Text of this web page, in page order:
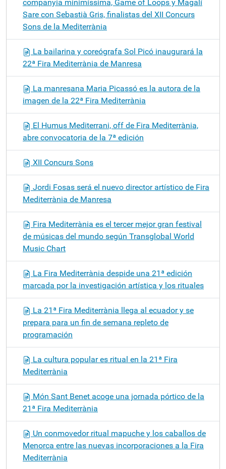
companyia minimíssima, Game of Loops y Magalí
Sare con Sebastià Gris, finalistas del XII Concurs
Sons de la Mediterrània
La bailarina y coreógrafa Sol Picó inaugurará la
22ª Fira Mediterrània de Manresa
La manresana Maria Picassó es la autora de la
imagen de la 22ª Fira Mediterrània
El Humus Mediterrani, off de Fira Mediterrània,
abre convocatoria de la 7ª edición
XII Concurs Sons
Jordi Fosas será el nuevo director artístico de Fira
Mediterrània de Manresa
Fira Mediterrània es el tercer mejor gran festival
de músicas del mundo según Transglobal World
Music Chart
La Fira Mediterrània despide una 21ª edición
marcada por la investigación artística y los rituales
La 21ª Fira Mediterrània llega al ecuador y se
prepara para un fin de semana repleto de
programación
La cultura popular es ritual en la 21ª Fira
Mediterrània
Món Sant Benet acoge una jornada pórtico de la
21ª Fira Mediterrània
Un conmovedor ritual mapuche y los caballos de
Menorca entre las nuevas incorporaciones a la Fira
Mediterrània